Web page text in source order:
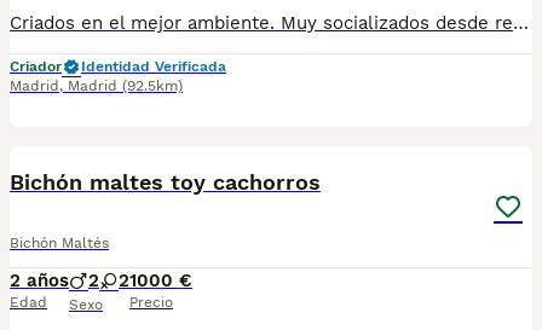
Criados en el mejor ambiente. Muy socializados desde recien nacidos Con todo en regla. Se entregan con todo el protocolo sanitario al día, cartilla, vacunas pertinentes a la edad, desparasitaciones internas y externas, contrato y garantías. Puede conocernos en altodelpago.es o en instagram @altodelpago Tlf y whastapp 679 67 30 10 Instalaciones en plena naturaleza. visitanos cualquier dia del año
Criador
Identidad Verificada
Madrid , Madrid (92.5km)
Bichón maltes toy cachorros
Bichón Maltés
2 años
Edad
2 2
Sexo
1000 €
Precio